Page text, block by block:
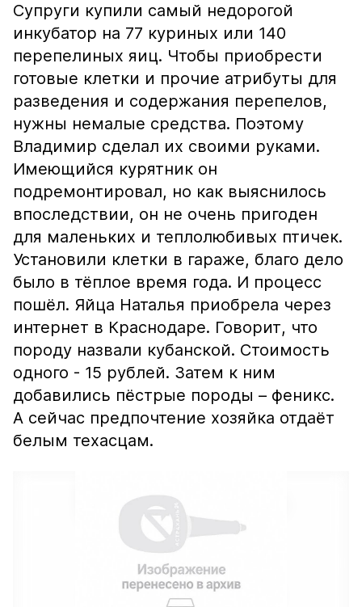
Супруги купили самый недорогой
инкубатор на 77 куриных или 140
перепелиных яиц. Чтобы приобрести
готовые клетки и прочие атрибуты для
разведения и содержания перепелов,
нужны немалые средства. Поэтому
Владимир сделал их своими руками.
Имеющийся курятник он
подремонтировал, но как выяснилось
впоследствии, он не очень пригоден
для маленьких и теплолюбивых птичек.
Установили клетки в гараже, благо дело
было в тёплое время года. И процесс
пошёл. Яйца Наталья приобрела через
интернет в Краснодаре. Говорит, что
породу назвали кубанской. Стоимость
одного - 15 рублей. Затем к ним
добавились пёстрые породы – феникс.
А сейчас предпочтение хозяйка отдаёт
белым техасцам.